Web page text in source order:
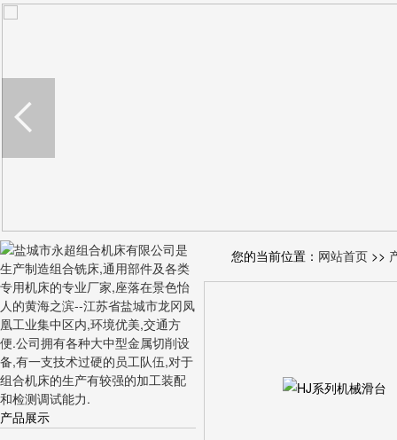
产品展示
您的当前位置： 网站首页 >>